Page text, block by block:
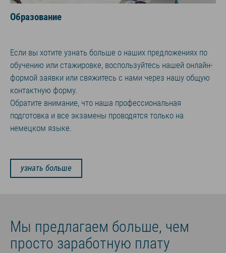
Образование
Если вы хотите узнать больше о наших предложениях по
обучению или стажировке, воспользуйтесь нашей онлайн-
формой заявки или свяжитесь с нами через нашу общую
контактную форму.
Обратите внимание, что наша профессиональная
подготовка и все экзамены проводятся только на
немецком языке.
узнать больше
Мы предлагаем больше, чем
просто заработную плату